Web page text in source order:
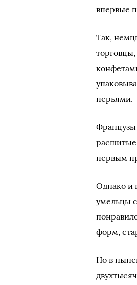
впервые
Так,
перьями.
Французы
расшитые
первым
Однако и
умельцы
форм,
Но в